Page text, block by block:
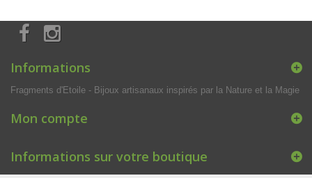
Informations
Fragments d'Etoile - Bijoux artisanaux inspirés par la Nature et la Magie
Mon compte
Informations sur votre boutique